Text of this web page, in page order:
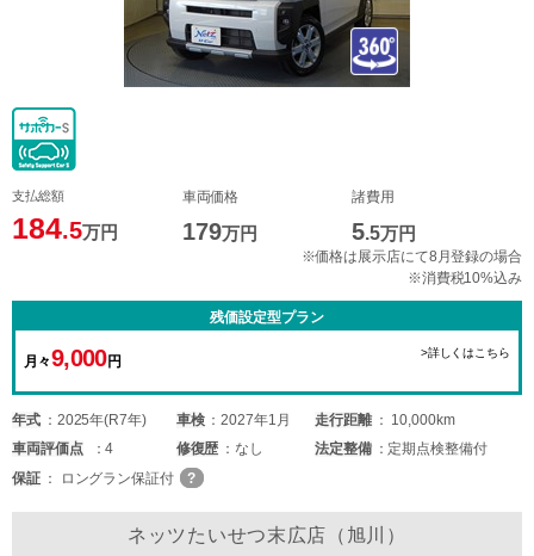
支払総額
184.5万円
車両価格
179万円
諸費用
5.5万円
※価格は展示店にて8月登録の場合
※消費税10%込み
残価設定型プラン
月々9,000円
>詳しくはこちら
年式 2025年(R7年) 車検 2027年1月 走行距離
10,000km
車両評価点 4 修復歴 なし 法定整備
定期点検整備付
保証
ロングラン保証付
ネッツたいせつ末広店（旭川）